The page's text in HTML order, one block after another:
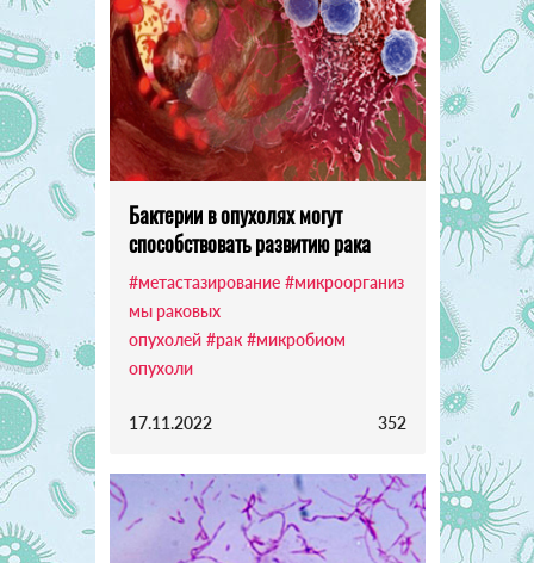
Бактерии в опухолях могут
способствовать развитию рака
#метастазирование #микроорганиз
мы раковых
опухолей #рак #микробиом
опухоли
17.11.2022 352